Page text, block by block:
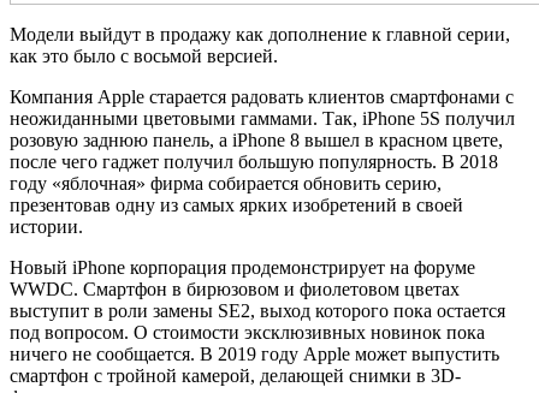
Модели выйдут в продажу как дополнение к главной серии,
как это было с восьмой версией.
Компания Apple старается радовать клиентов смартфонами с
неожиданными цветовыми гаммами. Так, iPhone 5S получил
розовую заднюю панель, а iPhone 8 вышел в красном цвете,
после чего гаджет получил большую популярность. В 2018
году «яблочная» фирма собирается обновить серию,
презентовав одну из самых ярких изобретений в своей
истории.
Новый iPhone корпорация продемонстрирует на форуме
WWDC. Смартфон в бирюзовом и фиолетовом цветах
выступит в роли замены SE2, выход которого пока остается
под вопросом. О стоимости эксклюзивных новинок пока
ничего не сообщается. В 2019 году Apple может выпустить
смартфон с тройной камерой, делающей снимки в 3D-